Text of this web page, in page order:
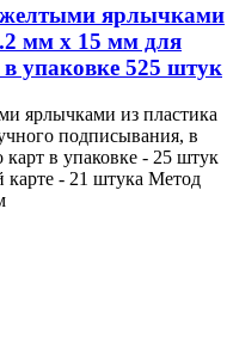
ярлычками
мм x 15 мм для
упаковке 525 штук
ярлычками из пластика
подписывания, в
в упаковке - 25 штук
карте - 21 штука Метод